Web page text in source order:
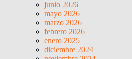
junio 2026
mayo 2026
marzo 2026
febrero 2026
enero 2025
diciembre 2024